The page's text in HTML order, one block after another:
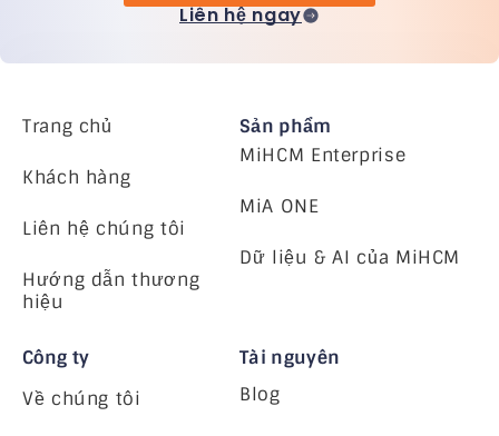
Liên hệ ngay
Trang chủ
Khách hàng
Liên hệ chúng tôi
Hướng dẫn thương
hiệu
Sản phẩm
MiHCM Enterprise
MiA ONE
Dữ liệu & AI của MiHCM
Công ty
Về chúng tôi
Tài nguyên
Blog